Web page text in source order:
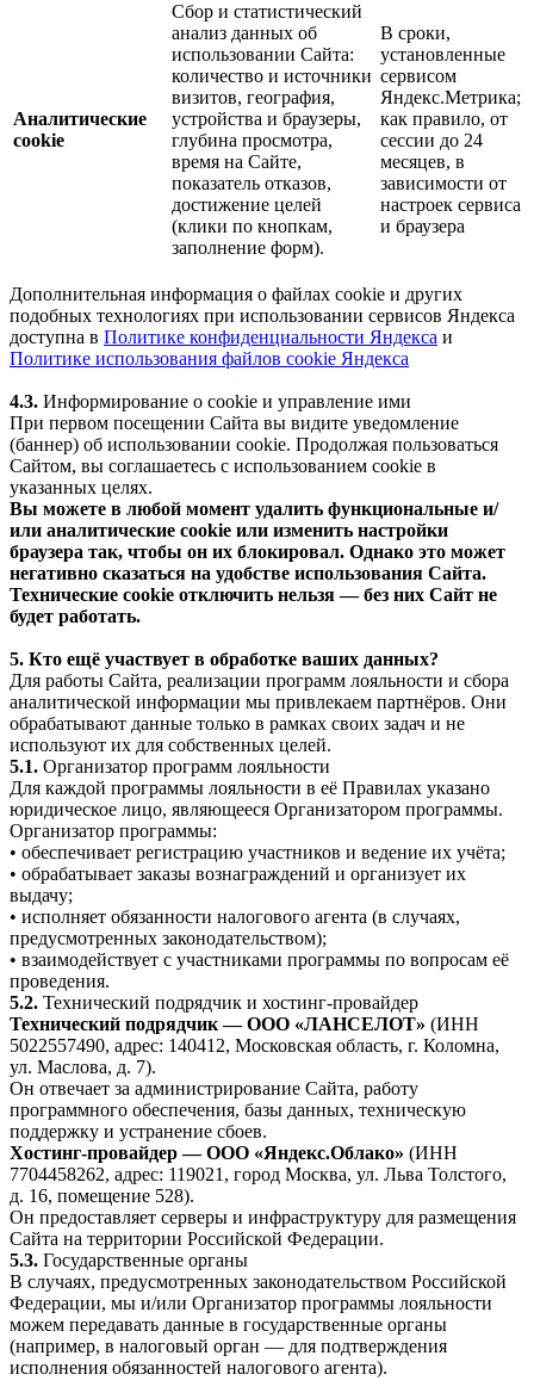
Аналитические
cookie
Сбор и статистический
анализ данных об
использовании Сайта:
количество и источники
визитов, география,
устройства и браузеры,
глубина просмотра,
время на Сайте,
показатель отказов,
достижение целей
(клики по кнопкам,
заполнение форм).
В сроки,
установленные
сервисом
Яндекс.Метрика;
как правило, от
сессии до 24
месяцев, в
зависимости от
настроек сервиса
и браузера
Дополнительная информация о файлах cookie и других
подобных технологиях при использовании сервисов Яндекса
доступна в Политике конфиденциальности Яндекса и
Политике использования файлов cookie Яндекса
4.3. Информирование о cookie и управление ими
При первом посещении Сайта вы видите уведомление
(баннер) об использовании cookie. Продолжая пользоваться
Сайтом, вы соглашаетесь с использованием cookie в
указанных целях.
Вы можете в любой момент удалить функциональные и/
или аналитические cookie или изменить настройки
браузера так, чтобы он их блокировал. Однако это может
негативно сказаться на удобстве использования Сайта.
Технические cookie отключить нельзя — без них Сайт не
будет работать.
5. Кто ещё участвует в обработке ваших данных?
Для работы Сайта, реализации программ лояльности и сбора
аналитической информации мы привлекаем партнёров. Они
обрабатывают данные только в рамках своих задач и не
используют их для собственных целей.
5.1. Организатор программ лояльности
Для каждой программы лояльности в её Правилах указано
юридическое лицо, являющееся Организатором программы.
Организатор программы:
• обеспечивает регистрацию участников и ведение их учёта;
• обрабатывает заказы вознаграждений и организует их
выдачу;
• исполняет обязанности налогового агента (в случаях,
предусмотренных законодательством);
• взаимодействует с участниками программы по вопросам её
проведения.
5.2. Технический подрядчик и хостинг-провайдер
Технический подрядчик — ООО «ЛАНСЕЛОТ» (ИНН
5022557490, адрес: 140412, Московская область, г. Коломна,
ул. Маслова, д. 7).
Он отвечает за администрирование Сайта, работу
программного обеспечения, базы данных, техническую
поддержку и устранение сбоев.
Хостинг-провайдер — ООО «Яндекс.Облако» (ИНН
7704458262, адрес: 119021, город Москва, ул. Льва Толстого,
д. 16, помещение 528).
Он предоставляет серверы и инфраструктуру для размещения
Сайта на территории Российской Федерации.
5.3. Государственные органы
В случаях, предусмотренных законодательством Российской
Федерации, мы и/или Организатор программы лояльности
можем передавать данные в государственные органы
(например, в налоговый орган — для подтверждения
исполнения обязанностей налогового агента).